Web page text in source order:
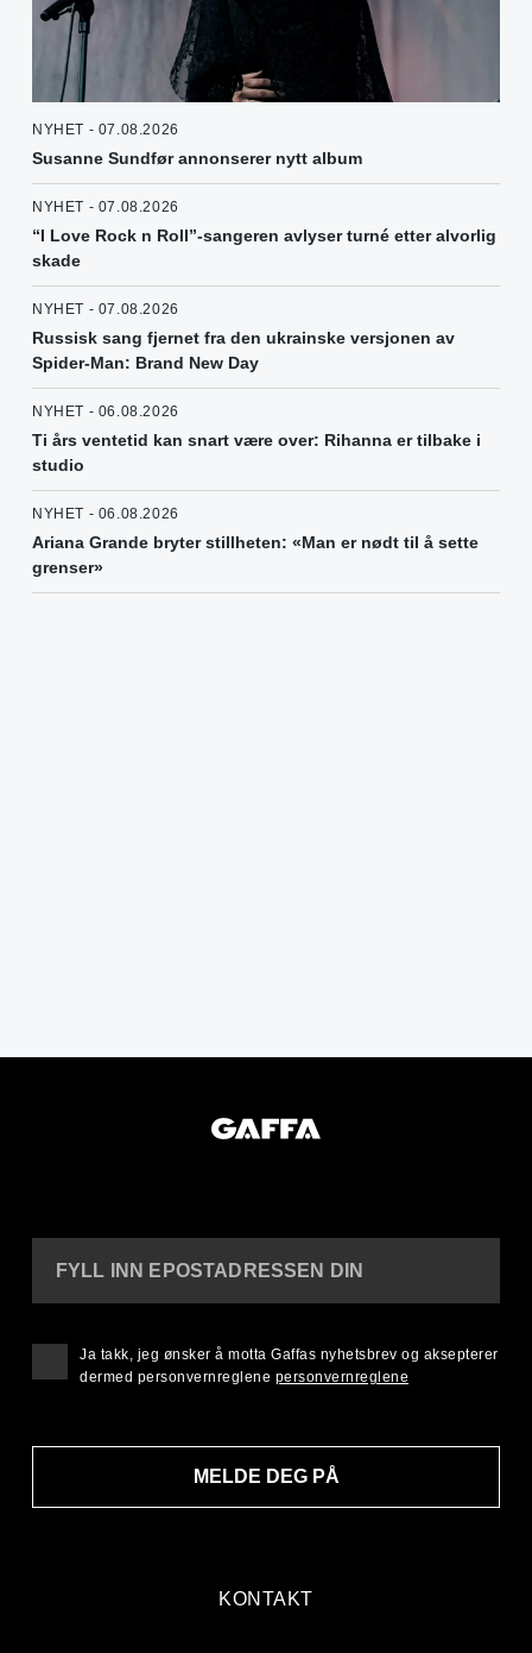
NYHET - 07.08.2026
Susanne Sundfør annonserer nytt album
NYHET - 07.08.2026
“I Love Rock n Roll”-sangeren avlyser turné etter alvorlig
skade
NYHET - 07.08.2026
Russisk sang fjernet fra den ukrainske versjonen av
Spider-Man: Brand New Day
NYHET - 06.08.2026
Ti års ventetid kan snart være over: Rihanna er tilbake i
studio
NYHET - 06.08.2026
Ariana Grande bryter stillheten: «Man er nødt til å sette
grenser»
KONTAKT
FYLL INN EPOSTADRESSEN DIN
MELDE DEG PÅ
Ja takk, jeg ønsker å motta Gaffas nyhetsbrev og aksepterer
dermed personvernreglene personvernreglene